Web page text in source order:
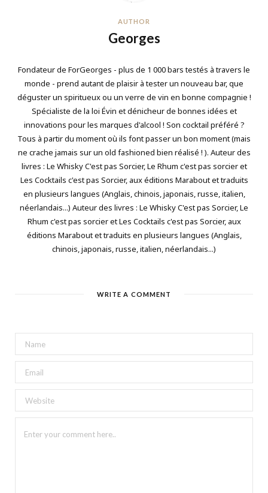
AUTHOR
Georges
Fondateur de ForGeorges - plus de 1 000 bars testés à travers le
monde - prend autant de plaisir à tester un nouveau bar, que
déguster un spiritueux ou un verre de vin en bonne compagnie !
Spécialiste de la loi Évin et dénicheur de bonnes idées et
innovations pour les marques d'alcool ! Son cocktail préféré ?
Tous à partir du moment où ils font passer un bon moment (mais
ne crache jamais sur un old fashioned bien réalisé ! ). Auteur des
livres : Le Whisky C'est pas Sorcier, Le Rhum c'est pas sorcier et
Les Cocktails c'est pas Sorcier, aux éditions Marabout et traduits
en plusieurs langues (Anglais, chinois, japonais, russe, italien,
néerlandais...) Auteur des livres : Le Whisky C'est pas Sorcier, Le
Rhum c'est pas sorcier et Les Cocktails c'est pas Sorcier, aux
éditions Marabout et traduits en plusieurs langues (Anglais,
chinois, japonais, russe, italien, néerlandais...)
WRITE A COMMENT